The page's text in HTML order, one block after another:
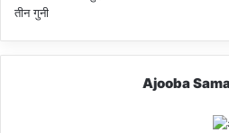
Ajooba